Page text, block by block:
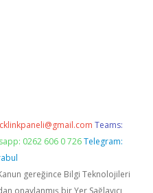
Teams:
0262 606 0 726 Telegram:
gereğince Bilgi Teknolojileri
onaylanmış bir Yer Sağlayıcı